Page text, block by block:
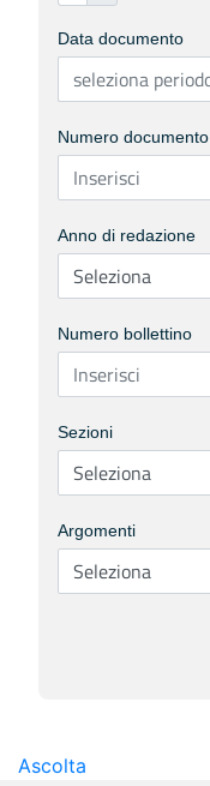
Data documento
Numero documento
Anno di redazione
Numero bollettino
Sezioni
Argomenti
Ascolta